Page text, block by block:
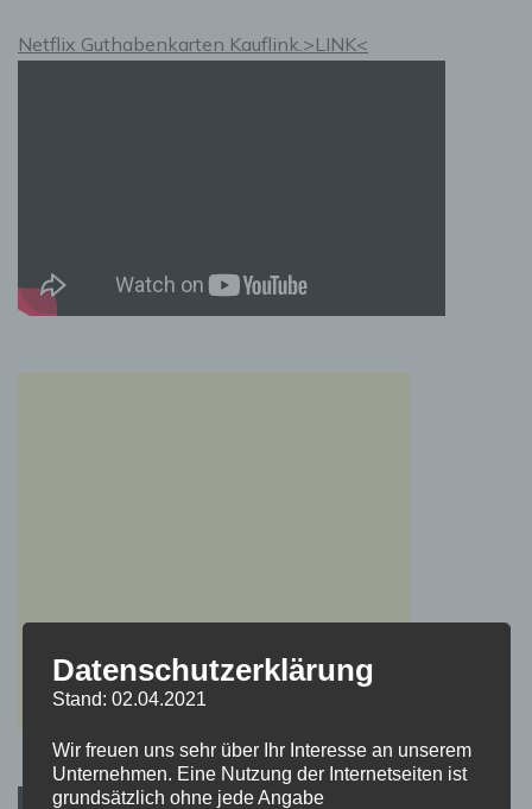
Netflix Guthabenkarten Kauflink.>LINK<
Datenschutzerklärung
Stand: 02.04.2021
Wir freuen uns sehr über Ihr Interesse an unserem
Unternehmen. Eine Nutzung der Internetseiten ist
grundsätzlich ohne jede Angabe